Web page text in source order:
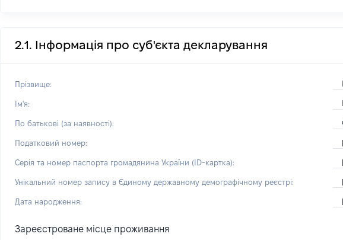
2.1. Інформація про суб'єкта декларування
Прізвище:
Ім'я:
По батькові (за наявності):
Податковий номер:
Серія та номер паспорта громадянина України (ID-картка):
Унікальний номер запису в Єдиному державному демографічному реєстрі:
Дата народження:
Зареєстроване місце проживання